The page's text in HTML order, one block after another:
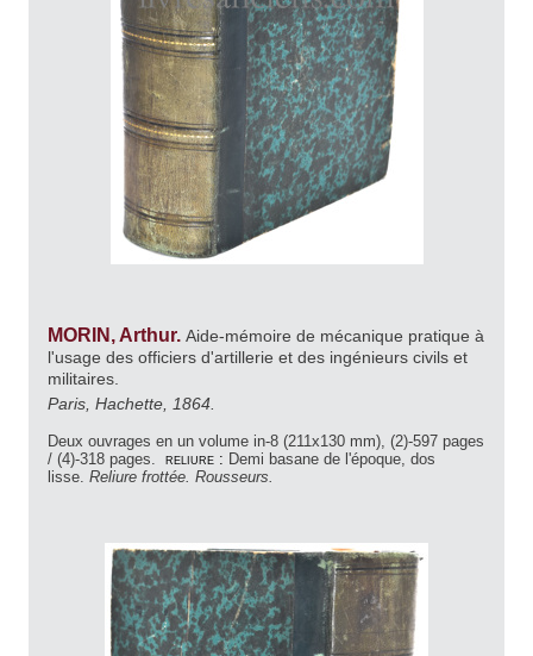
MORIN, Arthur. Aide-mémoire de mécanique pratique à
l'usage des officiers d'artillerie et des ingénieurs civils et
militaires.
Paris, Hachette, 1864.
Deux ouvrages en un volume in-8 (211x130 mm), (2)-597 pages
/ (4)-318 pages. reliure : Demi basane de l'époque, dos
lisse. Reliure frottée. Rousseurs.